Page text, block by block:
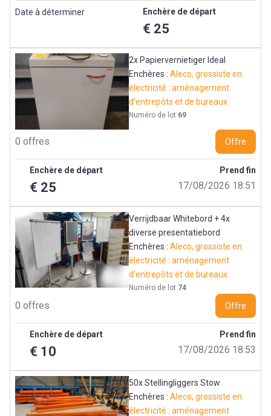
Date à déterminer Enchère de départ
€ 25
2x Papiervernietiger Ideal
Enchères :Aleco, grossiste en
électricité : aménagement
d'entrepôts et de bureaux
Numéro de lot 69
0 offres Offre
Prend fin
17/08/2026 18:51
Enchère de départ
€ 25
Verrijdbaar Whitebord + 4x
diverse presentatiebord
Enchères :Aleco, grossiste en
électricité : aménagement
d'entrepôts et de bureaux
Numéro de lot 74
0 offres Offre
Prend fin
17/08/2026 18:53
Enchère de départ
€ 10
50x Stellingliggers Stow
Enchères :Aleco, grossiste en
électricité : aménagement